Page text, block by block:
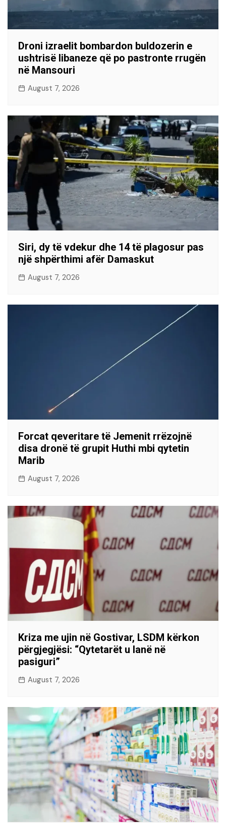
Droni izraelit bombardon buldozerin e
ushtrisë libaneze që po pastronte rrugën
në Mansouri
August 7, 2026
Siri, dy të vdekur dhe 14 të plagosur pas
një shpërthimi afër Damaskut
August 7, 2026
Forcat qeveritare të Jemenit rrëzojnë
disa dronë të grupit Huthi mbi qytetin
Marib
August 7, 2026
Kriza me ujin në Gostivar, LSDM kërkon
përgjegjësi: “Qytetarët u lanë në
pasiguri”
August 7, 2026